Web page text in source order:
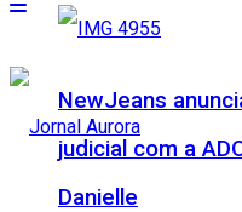
NewJeans
judicial com a
Danielle